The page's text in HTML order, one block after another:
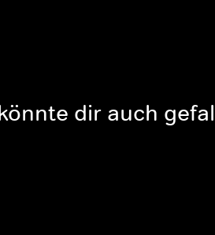
dir auch